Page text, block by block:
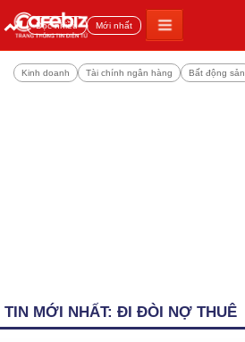
Đọc nhiều Mới nhất
Kinh doanh Tài chính ngân hàng Bất động sản
TIN MỚI NHẤT: ĐI ĐÒI NỢ THUÊ